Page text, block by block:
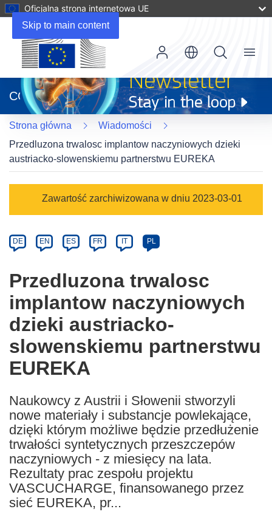
Skip to main content
Oficjalna strona internetowa UE
otworzy
się
w
nowym
oknie)
CORDIS
Menu
Strona główna
Wiadomości
Przedluzona trwalosc implantow naczyniowych dzieki
austriacko-slowenskiemu partnerstwu EUREKA
Category
Zawartość zarchiwizowana w dniu 2023-03-01
Article
available
the
following
languages:
DE EN ES FR IT PL
Przedluzona trwalosc
implantow naczyniowych
dzieki austriacko-
slowenskiemu partnerstwu
EUREKA
Naukowcy z Austrii i Słowenii stworzyli
nowe materiały i substancje powlekające,
dzięki którym możliwe będzie przedłużenie
trwałości syntetycznych przeszczepów
naczyniowych - z miesięcy na lata.
Rezultaty prac zespołu projektu
VASCUCHARGE, finansowanego przez
sieć EUREKA, pr...